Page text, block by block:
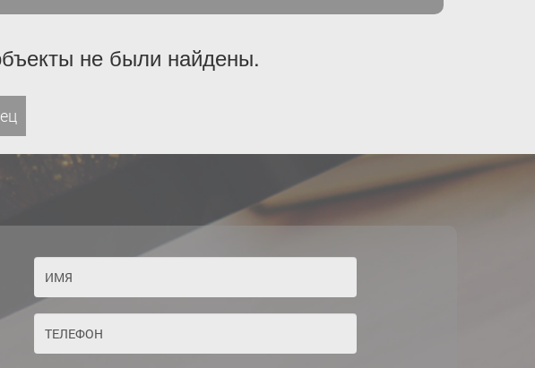
не были найдены.